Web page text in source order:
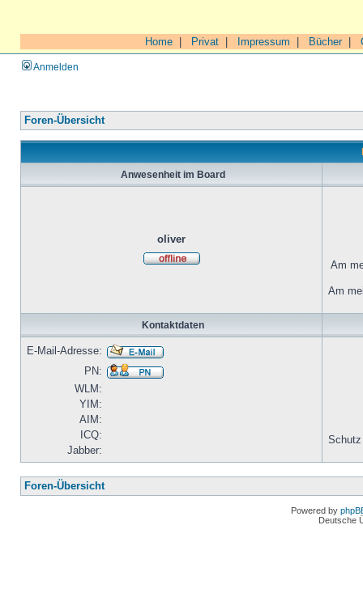
Home Privat Impressum Bücher|
Anmelden
Foren-Übersicht
Anwesenheit im Board
oliver
Am
Am
Kontaktdaten
E-Mail-Adresse:
PN:
WLM:
YIM:
AIM:
ICQ:
Jabber:
Schutz
Foren-Übersicht
Powered by
Deutsche